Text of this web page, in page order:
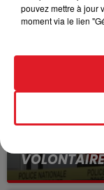
15 juillet 2026
Selon les
pouvez mettre à jour
moment via le lien